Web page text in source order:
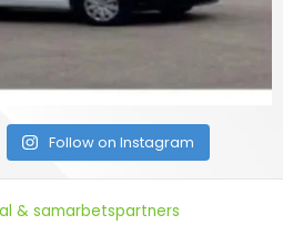
Follow on Instagram
& samarbetspartners